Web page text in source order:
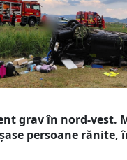
grav în nord-vest.
persoane rănite,